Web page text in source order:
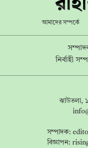
আমাদের সম্পর্কে
নির্বাহী
ঝাউতলা,
সম্পাদক:
বিজ্ঞাপন: